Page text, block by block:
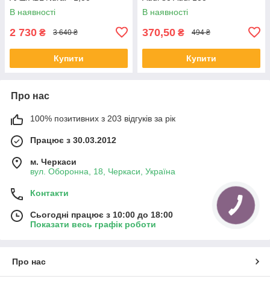
В наявності
2 730 ₴ 3 640 ₴
Купити
В наявності
370,50 ₴ 494 ₴
Купити
Про нас
100% позитивних з 203 відгуків за рік
Працює з 30.03.2012
м. Черкаси
вул. Оборонна, 18, Черкаси, Україна
Контакти
Сьогодні працює з 10:00 до 18:00
Показати весь графік роботи
Про нас